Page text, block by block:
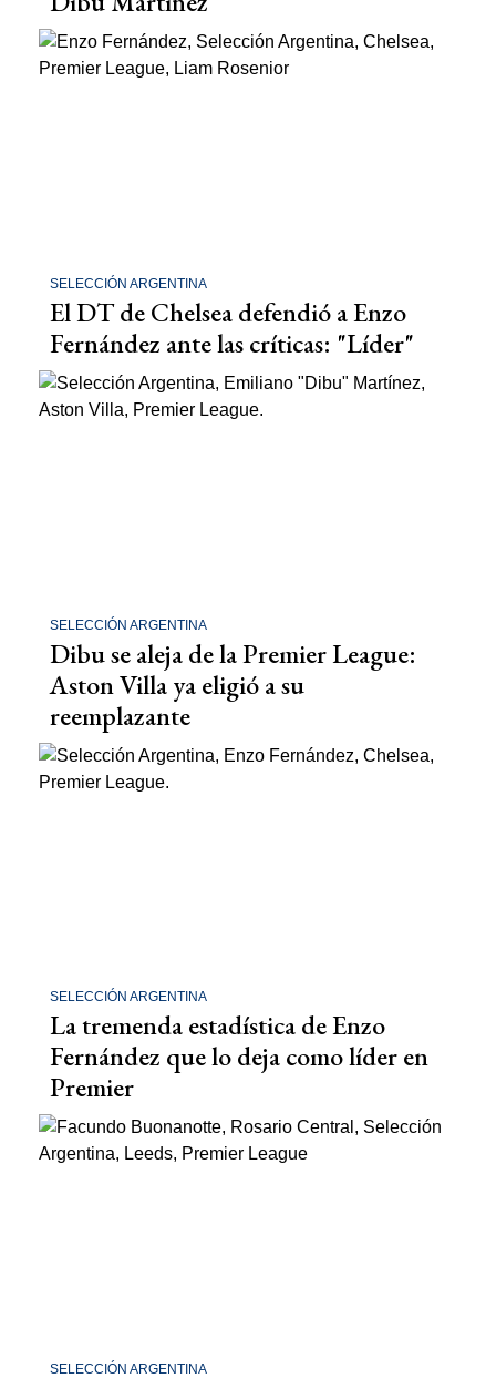
SELECCIÓN ARGENTINA
El DT de Chelsea defendió a Enzo
Fernández ante las críticas: "Líder"
SELECCIÓN ARGENTINA
Dibu se aleja de la Premier League:
Aston Villa ya eligió a su
reemplazante
SELECCIÓN ARGENTINA
La tremenda estadística de Enzo
Fernández que lo deja como líder en
Premier
SELECCIÓN ARGENTINA